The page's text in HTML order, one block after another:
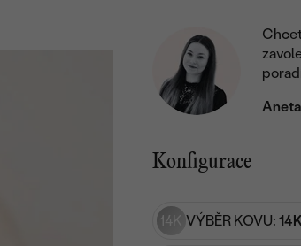
Konfigurace
14K VÝBĚR KOVU: